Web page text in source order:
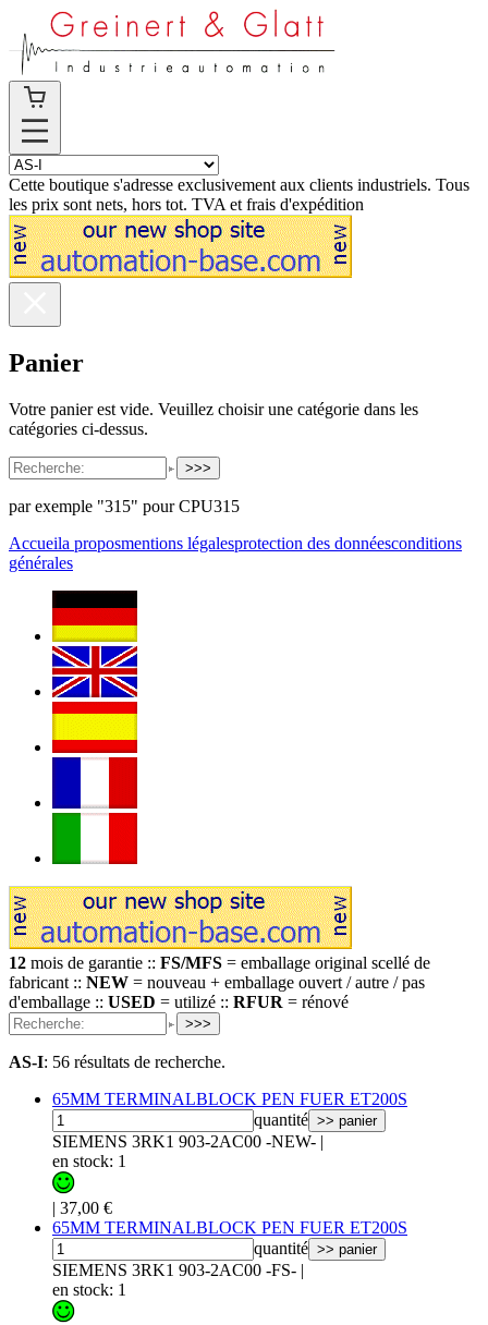
Cette boutique s'adresse exclusivement aux clients industriels. Tous
les prix sont nets, hors tot. TVA et frais d'expédition
Panier
Votre panier est vide. Veuillez choisir une catégorie dans les
catégories ci-dessus.
>>>
par exemple "315" pour CPU315
Accueila proposmentions légalesprotection des donnéesconditions
générales
12 mois de garantie :: FS/MFS = emballage original scellé de
fabricant :: NEW = nouveau + emballage ouvert / autre / pas
d'emballage :: USED = utilizé :: RFUR = rénové
>>>
AS-I: 56 résultats de recherche.
65MM TERMINALBLOCK PEN FUER ET200S
quantité >> panier
SIEMENS 3RK1 903-2AC00 -NEW- |
en stock: 1
| 37,00 €
65MM TERMINALBLOCK PEN FUER ET200S
quantité >> panier
SIEMENS 3RK1 903-2AC00 -FS- |
en stock: 1